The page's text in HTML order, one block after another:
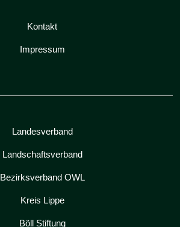
Kontakt
Impressum
Landesverband
Landschaftsverband
Bezirksverband OWL
Kreis Lippe
Böll Stiftung